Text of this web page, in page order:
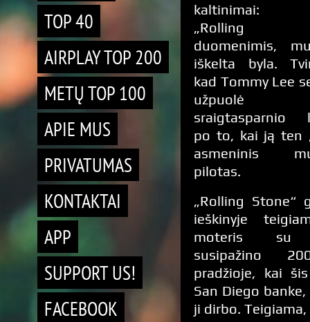
TOP 40
AIRPLAY TOP 200
METŲ TOP 100
APIE MUS
PRIVATUMAS
KONTAKTAI
APP
SUPPORT US!
FACEBOOK
kaltinimai:
„Rolling
duomenimis,
iškelta byla.
kad Tommy Lee
užpuolė
sraigtasparnio
po to, kai ją ten
asmeninis
pilotas.
„Rolling Stone“
ieškinyje
moteris su
susipažino
pradžioje, kai
San Diego
ji dirbo.